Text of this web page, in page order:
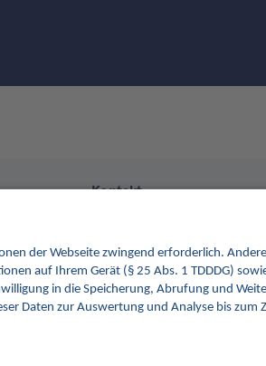
Kontakt
gematik GmbH
Rosenthaler Str. 30